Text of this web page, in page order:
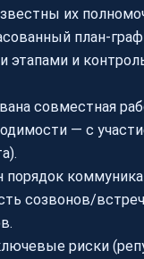
их
план-
этапами и
совместная
— с
порядок
созвонов/
риски